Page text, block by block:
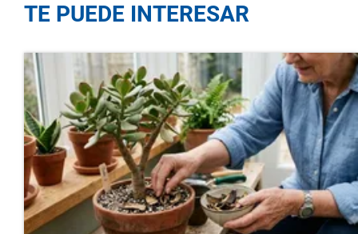
TE PUEDE INTERESAR